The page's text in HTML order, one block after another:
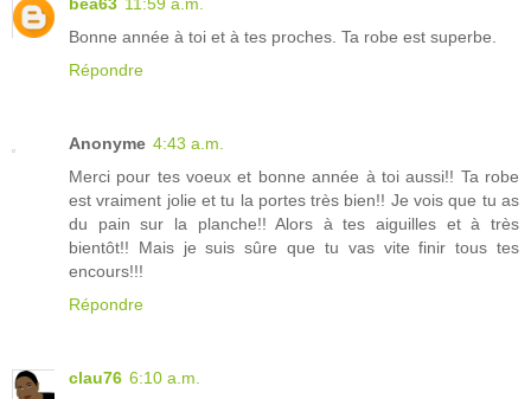
Bonne année à toi et à tes proches. Ta robe est superbe.
Répondre
Anonyme 4:43 a.m.
Merci pour tes voeux et bonne année à toi aussi!! Ta robe
est vraiment jolie et tu la portes très bien!! Je vois que tu as
du pain sur la planche!! Alors à tes aiguilles et à très
bientôt!! Mais je suis sûre que tu vas vite finir tous tes
encours!!!
Répondre
clau76 6:10 a.m.